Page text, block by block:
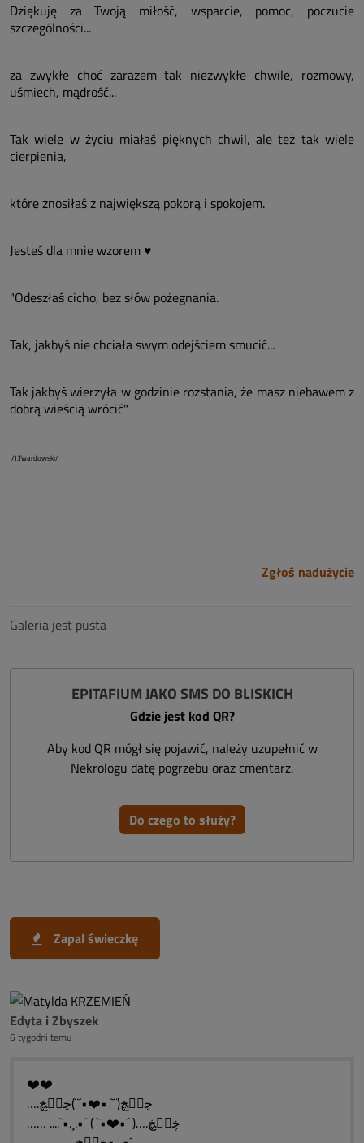
Dziękuję za Twoją miłość, wsparcie, pomoc, poczucie
szczególności...
za zwykłe choć zarazem tak niezwykłe chwile, rozmowy,
uśmiech, mądrość...
Tak wiele w życiu miałaś pięknych chwil, ale też tak wiele
cierpienia,
które znosiłaś z największą pokorą i spokojem.
Jesteś dla mnie wzorem ♥
"Odeszłaś cicho, bez słów pożegnania.
Tak, jakbyś nie chciała swym odejściem smucić...
Tak jakbyś wierzyła w godzinie rozstania, że masz niebawem z
dobrą wieścią wrócić"
/J.Twardowski/
Zgłoś nadużycie
Galeria jest pusta
EPITAFIUM JAKO SMS DO BLISKICH
Gdzie jest kod QR?
Aby kod QR mógł się pojawić, należy uzupełnić w
Nekrologu datę pogrzebu oraz cmentarz.
Do czego to służy?
Zapal świeczkę
Edyta i Zbyszek
6 tygodni temu
❤️❤️
….ڿڰۣڿ(¨` •❤️•´¨)ڿڰۣڿ
…… ....`•.¸.•´ (¨`•❤️•´¨)….ڿڰۣڿ